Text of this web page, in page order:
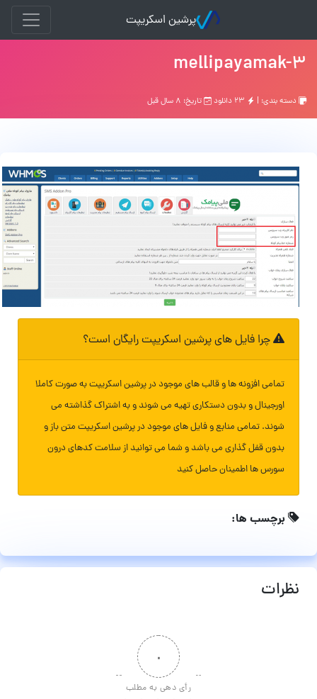
پرشین اسکریپت
mellipayamak-3
دسته بندی: | تاریخ: ۸ سال قبل
چرا فایل های پرشین اسکریپت رایگان است؟
تمامی افزونه ها و قالب های موجود در پرشین اسکریپت به صورت کاملا
اورجینال و بدون دستکاری تهیه می شوند و به اشتراک گذاشته می
شوند. تمامی منابع و فایل های موجود در پرشین اسکریپت متن باز و
بدون قفل گذاری می باشد و شما می توانید از سلامت کدهای درون
سورس ها اطمینان حاصل کنید
برچسب ها:
نظرات
۰
رأی دهی به مطلب